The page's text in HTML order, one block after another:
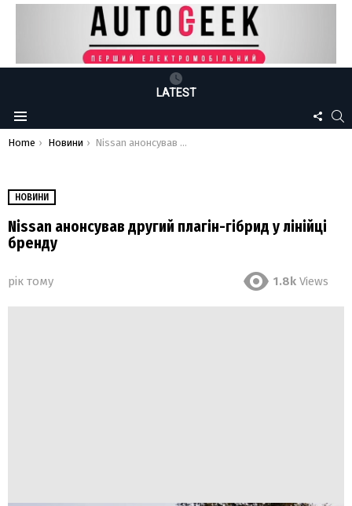
LATEST
Menu
US
You are here:
Home Новини Nissan анонсував другий плагін-гібрид у лінійці бренду
НОВИНИ
Nissan анонсував другий плагін-гібрид у лінійці
бренду
рік тому 1.8k Views